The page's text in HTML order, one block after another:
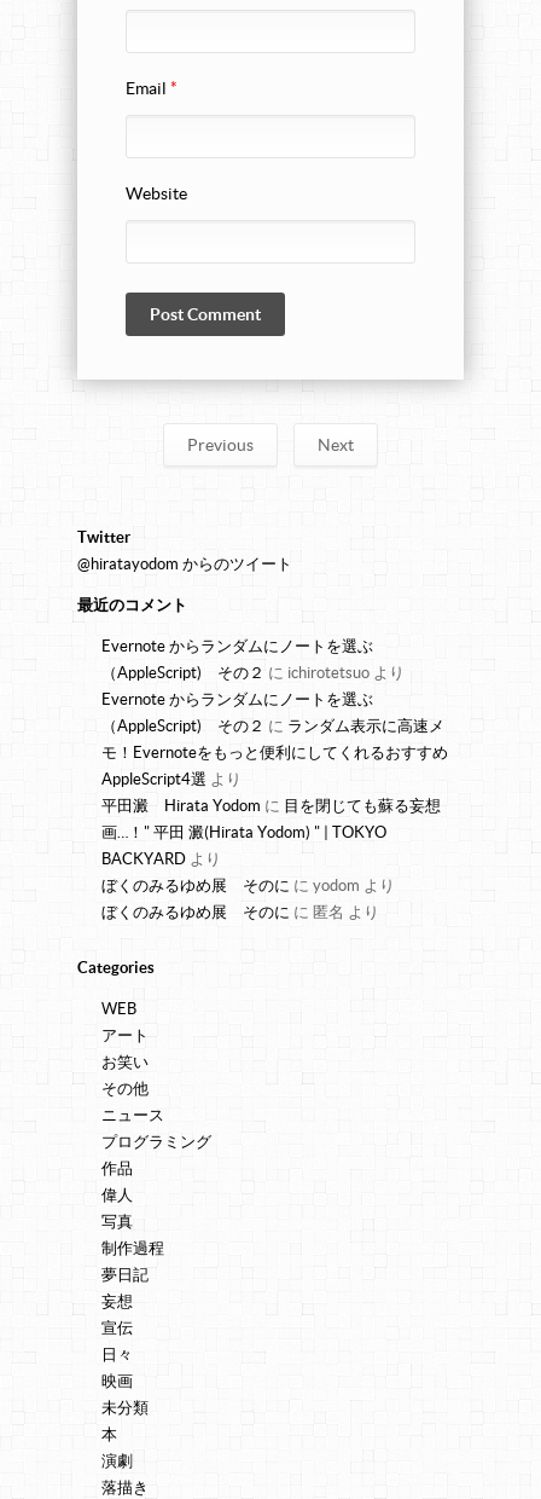
Email *
Website
Previous Next
Twitter
@hiratayodom からのツイート
最近のコメント
Evernote からランダムにノートを選ぶ
（AppleScript) その２ に ichirotetsuo より
Evernote からランダムにノートを選ぶ
（AppleScript) その２ に ランダム表示に高速メ
モ！Evernoteをもっと便利にしてくれるおすすめ
AppleScript4選 より
平田澱 Hirata Yodom に 目を閉じても蘇る妄想
画…！" 平田 澱(Hirata Yodom) " | TOKYO
BACKYARD より
ぼくのみるゆめ展 そのに に yodom より
ぼくのみるゆめ展 そのに に 匿名 より
Categories
WEB
アート
お笑い
その他
ニュース
プログラミング
作品
偉人
写真
制作過程
夢日記
妄想
宣伝
日々
映画
未分類
本
演劇
落描き